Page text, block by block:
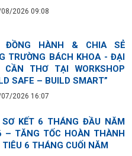
2026 09:08
ĐỒNG HÀNH & CHIA SẺ
TRƯỜNG BÁCH KHOA - ĐẠI
CẦN THƠ TẠI WORKSHOP
SAFE – BUILD SMART”
2026 16:07
KẾT 6 THÁNG ĐẦU NĂM
– TĂNG TỐC HOÀN THÀNH
TIÊU 6 THÁNG CUỐI NĂM